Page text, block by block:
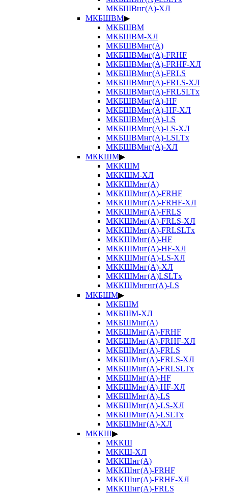
МКБШВнг(А)-ХЛ
МКБШВМ▶
МКБШВМ
МКБШВМ-ХЛ
МКБШВМнг(А)
МКБШВМнг(А)-FRHF
МКБШВМнг(А)-FRHF-ХЛ
МКБШВМнг(А)-FRLS
МКБШВМнг(А)-FRLS-ХЛ
МКБШВМнг(А)-FRLSLTx
МКБШВМнг(А)-HF
МКБШВМнг(А)-HF-ХЛ
МКБШВМнг(А)-LS
МКБШВМнг(А)-LS-ХЛ
МКБШВМнг(А)-LSLTx
МКБШВМнг(А)-ХЛ
МККШМ▶
МККШМ
МККШМ-ХЛ
МККШМнг(А)
МККШМнг(А)-FRHF
МККШМнг(А)-FRHF-ХЛ
МККШМнг(А)-FRLS
МККШМнг(А)-FRLS-ХЛ
МККШМнг(А)-FRLSLTx
МККШМнг(А)-HF
МККШМнг(А)-HF-ХЛ
МККШМнг(А)-LS-ХЛ
МККШМнг(А)-ХЛ
МККШМнг(А)LSLTx
МККШМнгнг(А)-LS
МКБШМ▶
МКБШМ
МКБШМ-ХЛ
МКБШМнг(А)
МКБШМнг(А)-FRHF
МКБШМнг(А)-FRHF-ХЛ
МКБШМнг(А)-FRLS
МКБШМнг(А)-FRLS-ХЛ
МКБШМнг(А)-FRLSLTx
МКБШМнг(А)-HF
МКБШМнг(А)-HF-ХЛ
МКБШМнг(А)-LS
МКБШМнг(А)-LS-ХЛ
МКБШМнг(А)-LSLTx
МКБШМнг(А)-ХЛ
МККШ▶
МККШ
МККШ-ХЛ
МККШнг(А)
МККШнг(А)-FRHF
МККШнг(А)-FRHF-ХЛ
МККШнг(А)-FRLS